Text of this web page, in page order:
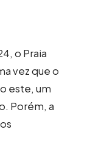
o Praia
vez que o
este, um
Porém, a